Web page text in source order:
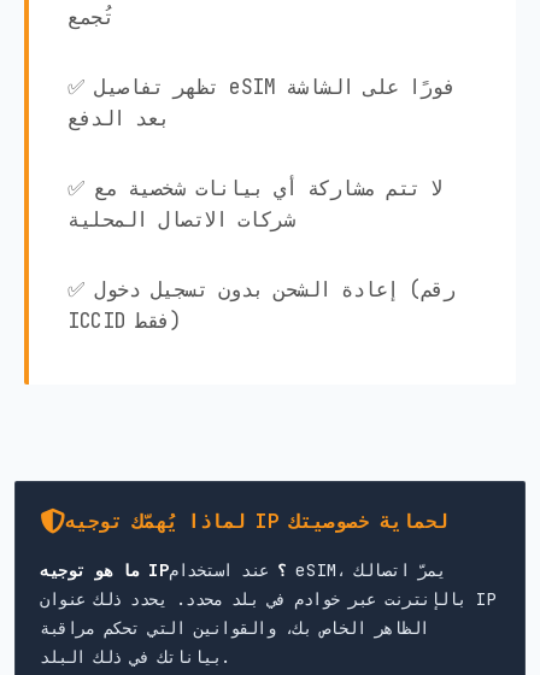
تُجمع
✅ تظهر تفاصيل eSIM فورًا على الشاشة
بعد الدفع
✅ لا تتم مشاركة أي بيانات شخصية مع
شركات الاتصال المحلية
✅ إعادة الشحن بدون تسجيل دخول (رقم
ICCID فقط)
لماذا يُهمّك توجيه IP لحماية خصوصيتك
ما هو توجيه IP؟ عند استخدام eSIM، يمرّ اتصالك
بالإنترنت عبر خوادم في بلد محدد. يحدد ذلك عنوان IP
الظاهر الخاص بك، والقوانين التي تحكم مراقبة
بياناتك في ذلك البلد.